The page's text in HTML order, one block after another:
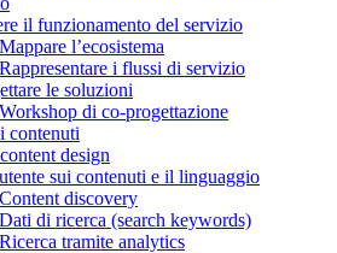
il funzionamento del servizio
l’ecosistema
i flussi di servizio
le soluzioni
di co-progettazione
contenuti
design
sui contenuti e il linguaggio
discovery
di ricerca (search keywords)
tramite analytics